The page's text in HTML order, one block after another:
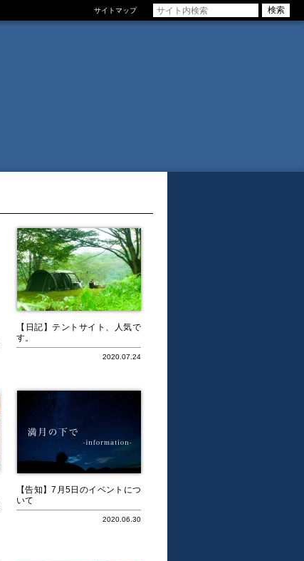
サイトマップ
【日記】テントサイト、人気で
す。
2020.07.24
【告知】7月5日のイベントにつ
いて
2020.06.30